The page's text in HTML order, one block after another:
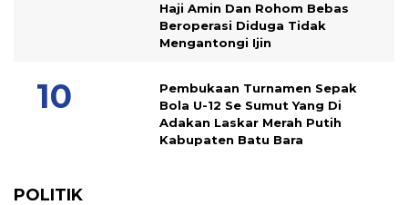
Haji Amin Dan Rohom Bebas
Beroperasi Diduga Tidak
Mengantongi Ijin
Pembukaan Turnamen Sepak
Bola U-12 Se Sumut Yang Di
Adakan Laskar Merah Putih
Kabupaten Batu Bara
POLITIK